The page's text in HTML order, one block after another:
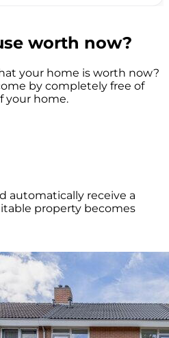
worth now?
your home is worth now?
by completely free of
your home.
automatically receive a
property becomes